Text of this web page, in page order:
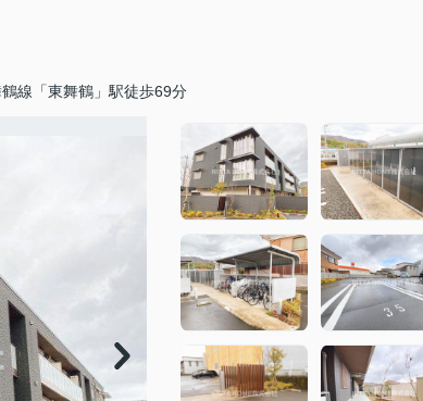
線「東舞鶴」駅徒歩69分